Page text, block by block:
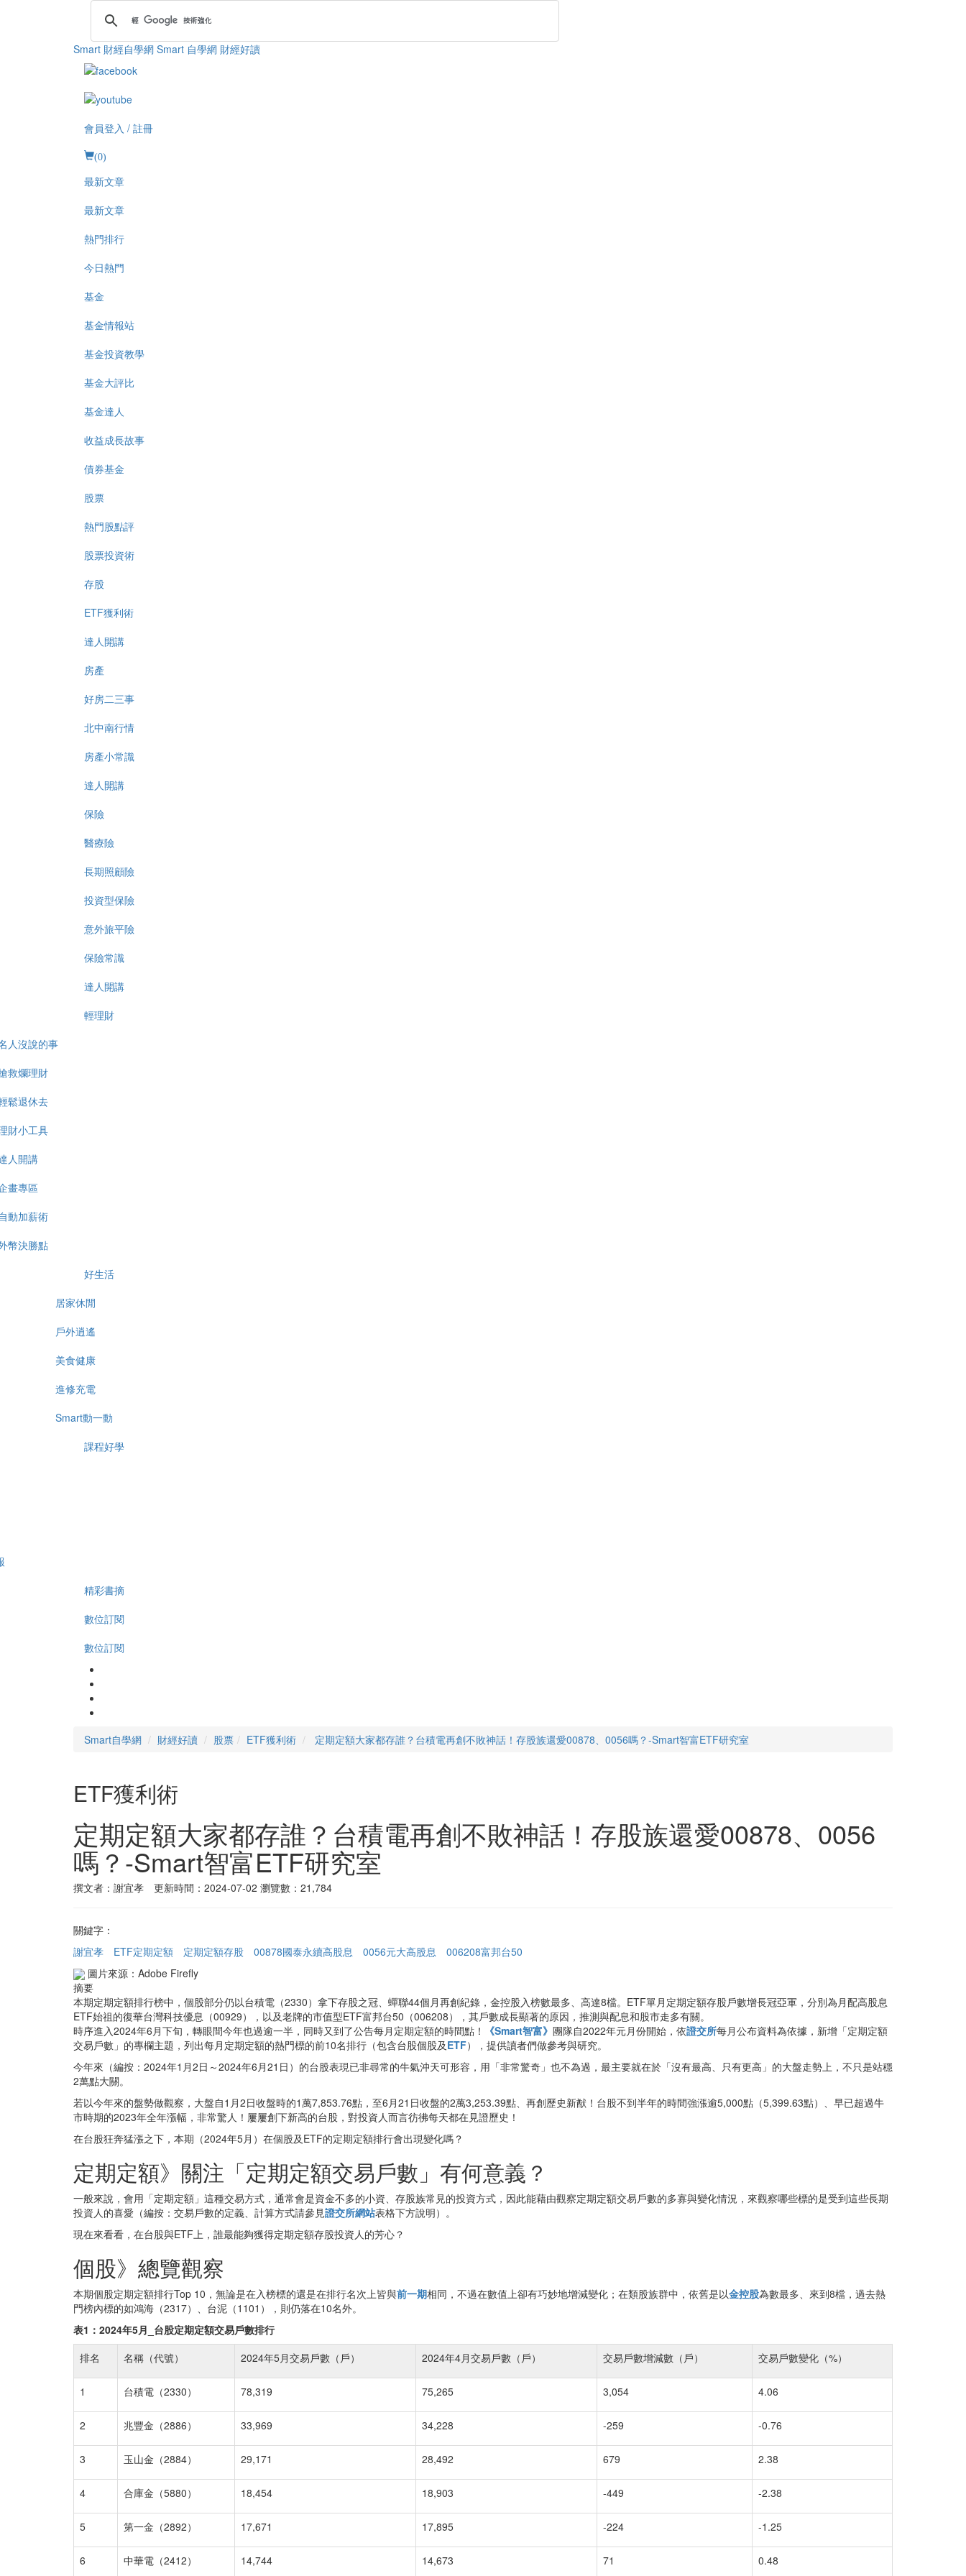
Smart 財經自學網 Smart 自學網 財經好讀
會員登入 / 註冊
(0)
最新文章
最新文章
熱門排行
今日熱門
基金
基金情報站
基金投資教學
基金大評比
基金達人
收益成長故事
債券基金
股票
熱門股點評
股票投資術
存股
ETF獲利術
達人開講
房產
好房二三事
北中南行情
房產小常識
達人開講
保險
醫療險
長期照顧險
投資型保險
意外旅平險
保險常識
達人開講
輕理財
人沒說的事
救爛理財
鬆退休去
財小工具
人開講
畫專區
動加薪術
幣決勝點
好生活
居家休閒
戶外逍遙
美食健康
進修充電
Smart動一動
課程好學
精彩書摘
數位訂閱
數位訂閱
Smart自學網 財經好讀 股票 ETF獲利術 定期定額大家都存誰？台積電再創不敗神話！存股族還愛00878、0056嗎？-Smart智富ETF研究室
ETF獲利術
定期定額大家都存誰？台積電再創不敗神話！存股族還愛00878、0056
嗎？-Smart智富ETF研究室
撰文者：謝宜孝 更新時間：2024-07-02 瀏覽數：21,784
關鍵字：
謝宜孝
ETF定期定額 定期定額存股 00878國泰永續高股息 0056元大高股息
006208富邦台50
圖片來源：Adobe Firefly
摘要
本期定期定額排行榜中，個股部分仍以台積電（2330）拿下存股之冠、蟬聯44個月再創紀錄，金控股入榜數最多、高達8檔。ETF單月定期定額存股戶數增長冠亞軍，分別為月配高股息
ETF始祖的復華台灣科技優息（00929），以及老牌的市值型ETF富邦台50（006208），其戶數成長顯著的原因，推測與配息和股市走多有關。
時序進入2024年6月下旬，轉眼間今年也過逾一半，同時又到了公告每月定期定額的時間點！
《Smart智富》 團隊自2022年元月份開始，依證交所每月公布資料為依據，新增「定期定額
交易戶數」的專欄主題，列出每月定期定額的熱門標的前10名排行（包含台股個股及ETF），提供讀者們做參考與研究。
今年來（編按：2024年1月2日～2024年6月21日）的台股表現已非尋常的牛氣沖天可形容，用「非常驚奇」也不為過，最主要就在於「沒有最高、只有更高」的大盤走勢上，不只是站穩
2萬點大關。
若以今年來的盤勢做觀察，大盤自1月2日收盤時的1萬7,853.76點，至6月21日收盤的2萬3,253.39點、再創歷史新猷！台股不到半年的時間強漲逾5,000點（5,399.63點）、早已超過牛
市時期的2023年全年漲幅，非常驚人！屢屢創下新高的台股，對投資人而言彷彿每天都在見證歷史！
在台股狂奔猛漲之下，本期（2024年5月）在個股及ETF的定期定額排行會出現變化嗎？
定期定額》關注「定期定額交易戶數」有何意義？
一般來說，會用「定期定額」這種交易方式，通常會是資金不多的小資、存股族常見的投資方式，因此能藉由觀察定期定額交易戶數的多寡與變化情況，來觀察哪些標的是受到這些長期
投資人的喜愛（編按：交易戶數的定義、計算方式請參見證交所網站表格下方說明）。
現在來看看，在台股與ETF上，誰最能夠獲得定期定額存股投資人的芳心？
個股》總覽觀察
本期個股定期定額排行Top 10，無論是在入榜標的還是在排行名次上皆與前一期相同，不過在數值上卻有巧妙地增減變化；在類股族群中，依舊是以金控股為數最多、來到8檔，過去熱
門榜內標的如鴻海（2317）、台泥（1101），則仍落在10名外。
表1：2024年5月_台股定期定額交易戶數排行
排名
名稱（代號） 2024年5月交易戶數（戶） 2024年4月交易戶數（戶） 交易戶數增減數（戶） 交易戶數變化（%）
1 台積電（2330） 78,319 75,265 3,054 4.06
2 兆豐金（2886） 33,969 34,228 -259 -0.76
3 玉山金（2884） 29,171 28,492 679 2.38
4 合庫金（5880） 18,454 18,903 -449 -2.38
5 第一金（2892） 17,671 17,895 -224 -1.25
6 中華電（2412） 14,744 14,673 71 0.48